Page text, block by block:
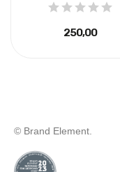
250,00 ₴
© Brand Element.